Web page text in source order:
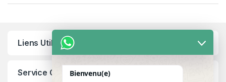
Liens Utiles
Service ClientBienvenu(e)